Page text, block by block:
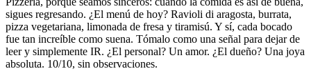
sigues regresando. ¿El menú de hoy? Ravioli di aragosta, burrata,
pizza vegetariana, limonada de fresa y tiramisú. Y sí, cada bocado
fue tan increíble como suena. Tómalo como una señal para dejar de
leer y simplemente IR. ¿El personal? Un amor. ¿El dueño? Una joya
absoluta. 10/10, sin observaciones.